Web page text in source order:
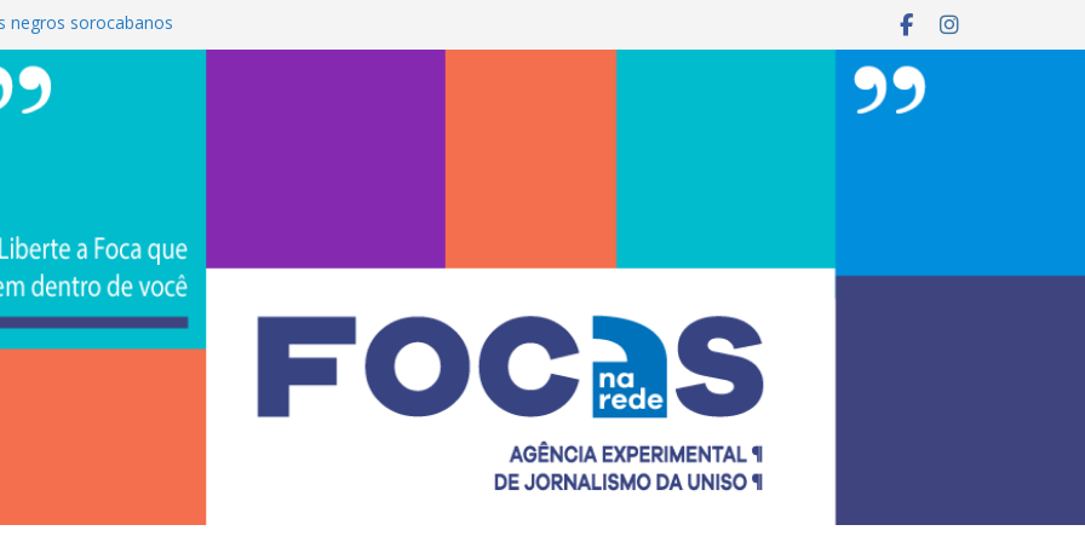
negros sorocabanos
é a terceira artista do #ConviteMPB do
Brasil 2026 promove integração, ciência e
na Uniso